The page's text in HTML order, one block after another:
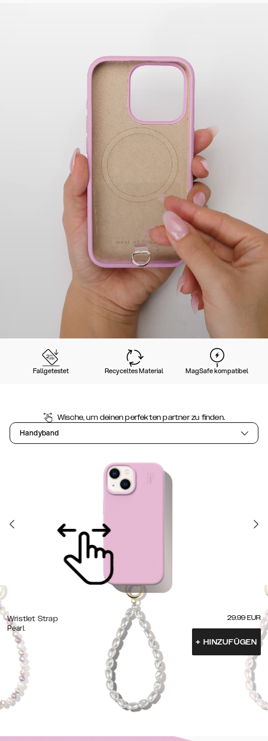
Fallgetestet Recyceltes Material MagSafe kompatibel
Wische, um deinen perfekten partner zu finden.
Handyband
Wristlet Strap
Pearl
29.99 EUR
+ HINZUFÜGEN